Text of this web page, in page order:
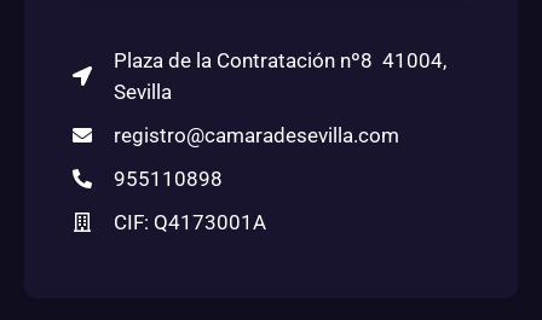
Plaza de la Contratación nº8 41004,
Sevilla
registro@camaradesevilla.com
955110898
CIF: Q4173001A